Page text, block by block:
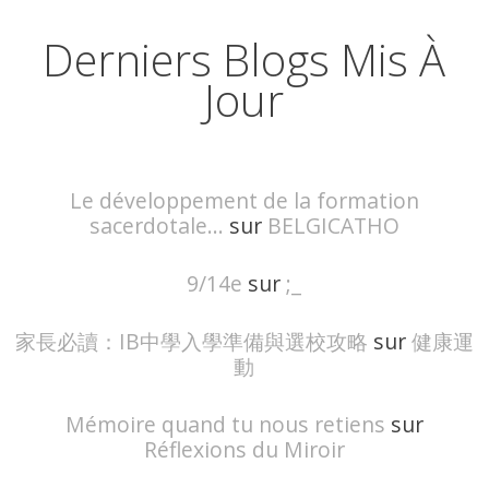
Derniers Blogs Mis À
Jour
Le développement de la formation
sacerdotale... sur BELGICATHO
9/14e sur ;_
家長必讀：IB中學入學準備與選校攻略 sur健康運
動
Mémoire quand tu nous retiens sur
Réflexions du Miroir